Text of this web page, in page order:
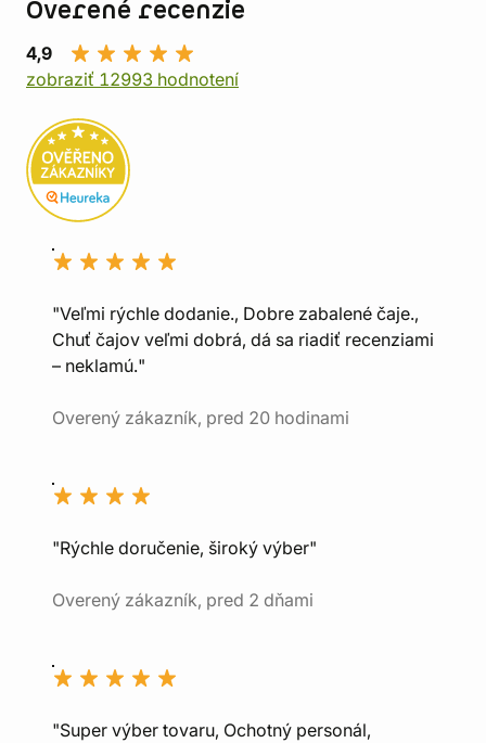
Overené recenzie
4,9
zobraziť 12993 hodnotení
"Veľmi rýchle dodanie., Dobre zabalené čaje.,
Chuť čajov veľmi dobrá, dá sa riadiť recenziami
– neklamú."
Overený zákazník, pred 20 hodinami
"Rýchle doručenie, široký výber"
Overený zákazník, pred 2 dňami
"Super výber tovaru, Ochotný personál,